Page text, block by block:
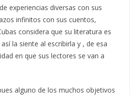
experiencias diversas con sus
infinitos con sus cuentos,
considera que su literatura es
la siente al escribirla y , de esa
en que sus lectores se van a
alguno de los muchos objetivos